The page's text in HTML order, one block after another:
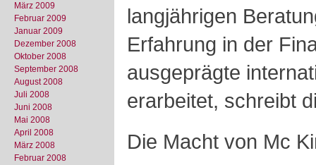
März 2009
Februar 2009
Januar 2009
Dezember 2008
Oktober 2008
September 2008
August 2008
Juli 2008
Juni 2008
Mai 2008
April 2008
März 2008
Februar 2008
langjährigen
Erfahrung in der
ausgeprägte
erarbeitet, schreibt
Die Macht von Mc